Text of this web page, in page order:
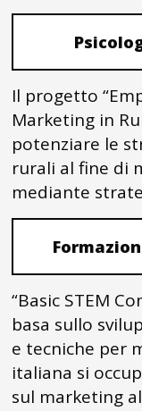
Il progetto
Marketing in
potenziare le
rurali al fine di
mediante
“Basic STEM
basa sullo
e tecniche per
italiana si
sul marketing